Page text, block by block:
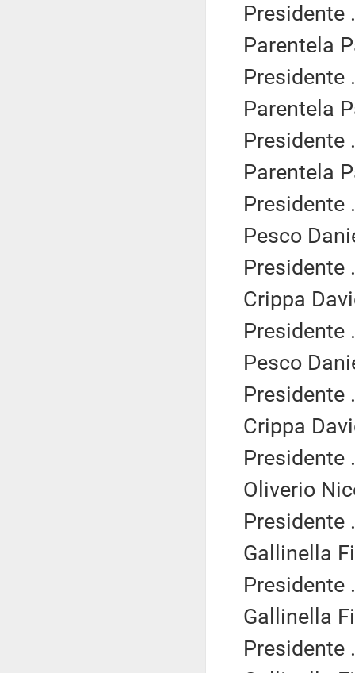
Presidente
Parentela
Presidente
Parentela
Presidente
Parentela
Presidente
Pesco
Presidente
Crippa
Presidente
Pesco
Presidente
Crippa
Presidente
Oliverio
Presidente
Gallinella
Presidente
Gallinella
Presidente